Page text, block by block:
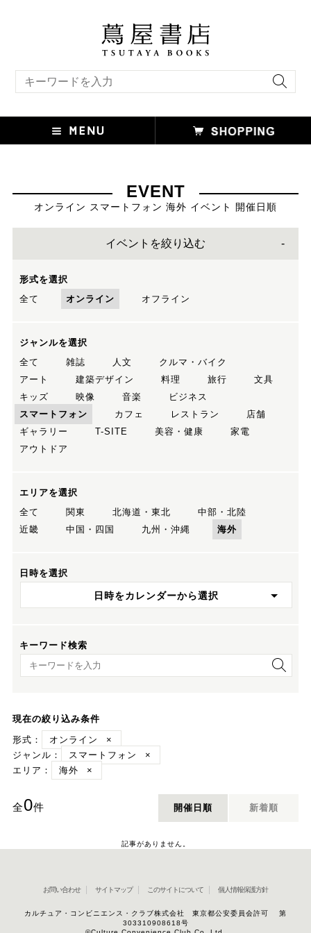
EVENT
オンライン スマートフォン 海外 イベント 開催日順
イベントを絞り込む
形式を選択
全て
オンライン オフライン
ジャンルを選択
全て
雑誌 人文
クルマ・バイク
アート
建築デザイン 料理 旅行
文具
キッズ
映像 音楽
ビジネス
スマートフォン
カフェ レストラン
店舗
ギャラリー
T-SITE 美容・健康
家電
アウトドア
エリアを選択
全て
関東 北海道・東北
中部・北陸
近畿
中国・四国 九州・沖縄 海外
日時を選択
日時をカレンダーから選択
キーワード検索
キーワード検索
現在の絞り込み条件
形式：
オンライン
×
ジャンル：
スマートフォン
×
エリア：
海外 ×
全0件 開催日順 新着順
記事がありません。
お問い合わせ サイトマップ このサイトについて 個人情報保護方針
カルチュア・コンビニエンス・クラブ株式会社 東京都公安委員会許可 第
303310908618号